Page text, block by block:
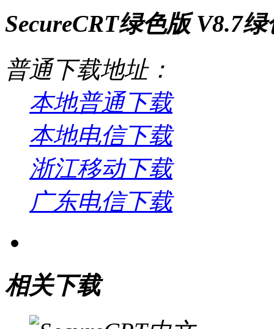
SecureCRT绿色版 V8.7
普通下载地址：
本地普通下载
本地电信下载
浙江移动下载
广东电信下载
相关下载